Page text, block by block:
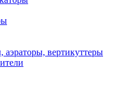
вертикуттеры